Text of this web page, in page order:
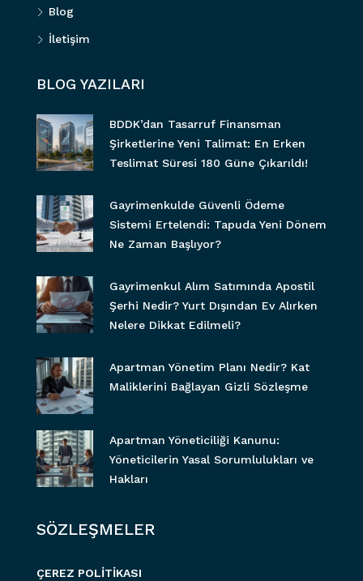
Blog
İletişim
BLOG YAZILARI
BDDK’dan Tasarruf Finansman
Şirketlerine Yeni Talimat: En Erken
Teslimat Süresi 180 Güne Çıkarıldı!
Gayrimenkulde Güvenli Ödeme
Sistemi Ertelendi: Tapuda Yeni Dönem
Ne Zaman Başlıyor?
Gayrimenkul Alım Satımında Apostil
Şerhi Nedir? Yurt Dışından Ev Alırken
Nelere Dikkat Edilmeli?
Apartman Yönetim Planı Nedir? Kat
Maliklerini Bağlayan Gizli Sözleşme
Apartman Yöneticiliği Kanunu:
Yöneticilerin Yasal Sorumlulukları ve
Hakları
SÖZLEŞMELER
ÇEREZ POLİTİKASI